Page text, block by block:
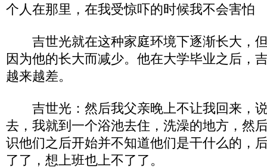
个人在那里，在我受惊吓的时候我不会害
吉世光就在这种家庭环境下逐渐长大，
因为他的长大而减少。他在大学毕业之后，
越来越差。
吉世光：然后我父亲晚上不让我回来，
去，我就到一个浴池去住，洗澡的地方，然
识他们之后开始并不知道他们是干什么的，
了了，想上班也上不了了。